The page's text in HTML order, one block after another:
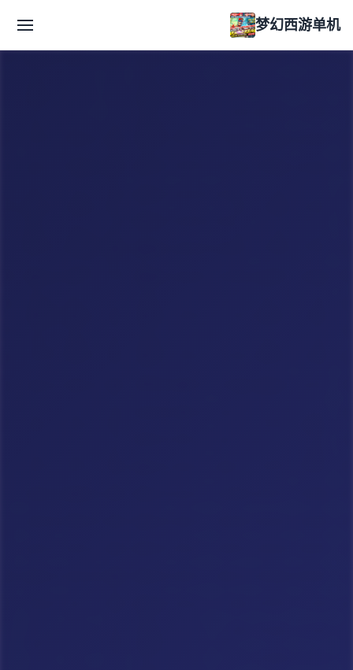
梦幻西游单机